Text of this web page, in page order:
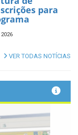
para
VER TODAS NOTÍCIAS